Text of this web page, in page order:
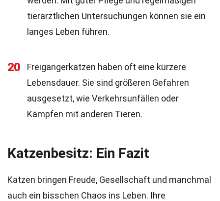
tierärztlichen Untersuchungen können sie ein
langes Leben führen.
20
Freigängerkatzen haben oft eine kürzere
Lebensdauer. Sie sind größeren Gefahren
ausgesetzt, wie Verkehrsunfällen oder
Kämpfen mit anderen Tieren.
Katzenbesitz: Ein Fazit
Katzen bringen Freude, Gesellschaft und manchmal
auch ein bisschen Chaos ins Leben. Ihre